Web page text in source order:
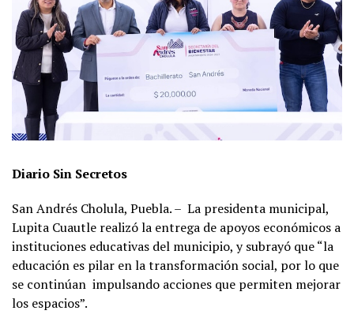
Diario Sin Secretos
San Andrés Cholula, Puebla. – La presidenta municipal,
Lupita Cuautle realizó la entrega de apoyos económicos a
instituciones educativas del municipio, y subrayó que “la
educación es pilar en la transformación social, por lo que
se continúan impulsando acciones que permiten mejorar
los espacios”.